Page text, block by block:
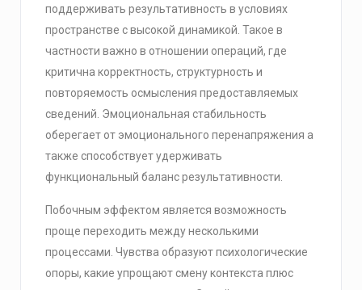
поддерживать результативность в условиях
пространстве c высокой динамикой. Такое в
частности важно в отношении операций, где
критична корректность, структурность и
повторяемость осмысления предоставляемых
сведений. Эмоциональная стабильность
оберегает от эмоционального перенапряжения а
также способствует удерживать
функциональный баланс результативности.
Побочным эффектом является возможность
проще переходить между несколькими
процессами. Чувства образуют психологические
опоры, какие упрощают смену контекста плюс